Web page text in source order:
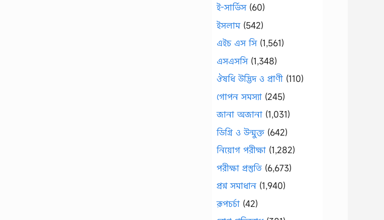
ই-সার্ভিস(60)
ইসলাম(542)
এইচ এস সি(1,561)
এসএসসি(1,348)
ঔষধি উদ্ভিদ ও প্রাণী (110)
গোপন সমস্যা (245)
জানা অজানা (1,031)
ডিগ্রি ও উন্মুক্ত (642)
নিয়োগ পরীক্ষা (1,282)
পরীক্ষা প্রস্তুতি (6,673)
প্রশ্ন সমাধান (1,940)
রূপচর্চা (42)